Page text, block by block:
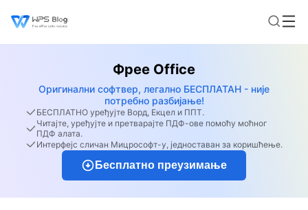
Фрее Office
Оригинални софтвер, легално БЕСПЛАТАН - није
потребно разбијање!
БЕСПЛАТНО уређујте Ворд, Екцел и ППТ.
Читајте, уређујте и претварајте ПДФ-ове помоћу моћног
ПДФ алата.
Интерфејс сличан Мицрософт-у, једноставан за коришћење.
Бесплатно преузимање